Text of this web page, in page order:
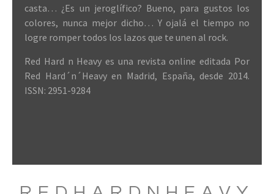
casta… ¿Es un jeroglífico? Bueno, para gustos los
colores, nunca mejor dicho… Y ojalá el tiempo no
logre romper todos los lazos que te unen al rock.
Red Hard n Heavy es una revista online editada Por
Red Hard´n´Heavy en Madrid, España, desde 2014.
ISSN: 2951-9284